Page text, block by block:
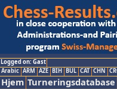
Logged on: Gast
Arabic ARM AZE BIH BUL CAT CHN
Hjem Turneringsdatabase